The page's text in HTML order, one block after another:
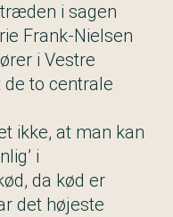
i sagen
Frank-Nielsen
i Vestre
to centrale
ikke, at man kan
i
da kød er
det højeste